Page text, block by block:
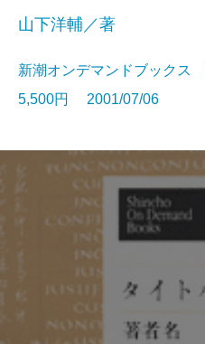
山下洋輔／著
新潮オンデマンドブック
5,500円 2001/07/06